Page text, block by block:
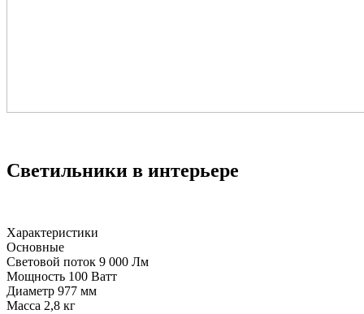
Светильники в интерьере
Характеристики
Основные
Световой поток 9 000 Лм
Мощность 100 Ватт
Диаметр 977 мм
Масса 2,8 кг